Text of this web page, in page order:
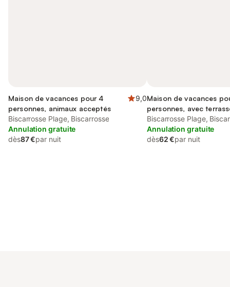
Maison de vacances pour 4
personnes, animaux acceptés
9,0
Biscarrosse Plage, Biscarrosse
Annulation gratuite
dès87 €par nuit
Maison de vacances
personnes, avec
acceptés
Biscarrosse Plage,
Annulation gratuite
dès62 €par nuit